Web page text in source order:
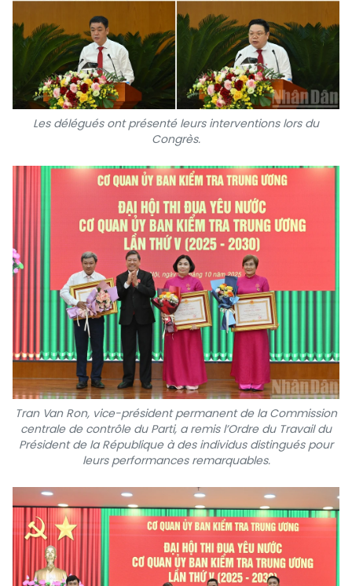
Les délégués ont présenté leurs interventions lors du
Congrès.
Tran Van Ron, vice-président permanent de la Commission
centrale de contrôle du Parti, a remis l’Ordre du Travail du
Président de la République à des individus distingués pour
leurs performances remarquables.